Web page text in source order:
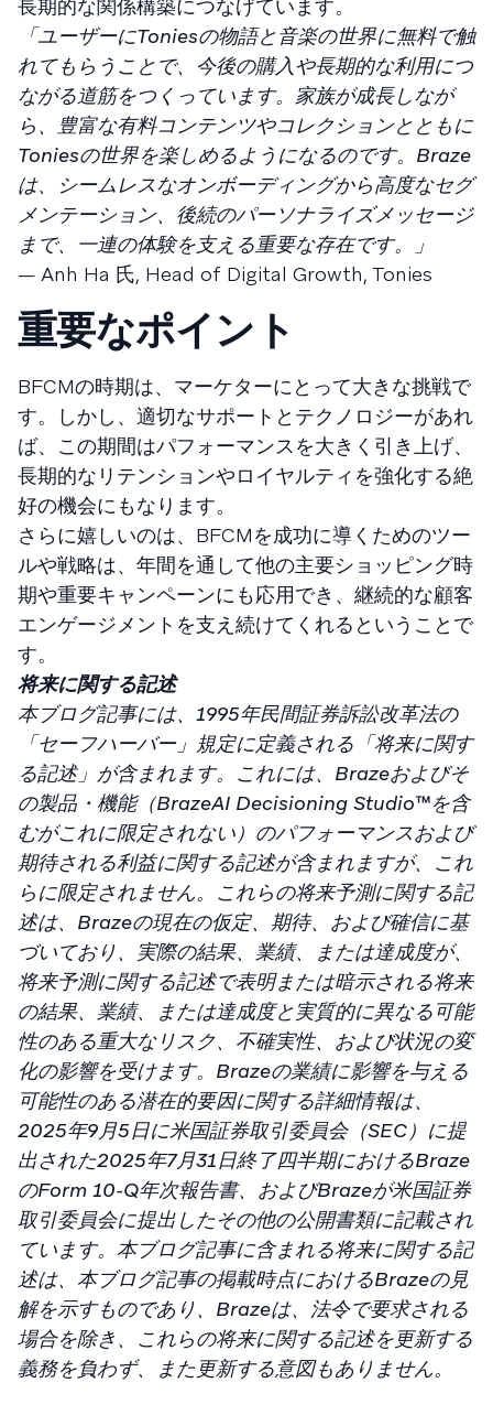
長期的な関係構築につなげています。
「ユーザーにToniesの物語と音楽の世界に無料で触
れてもらうことで、今後の購入や長期的な利用につ
ながる道筋をつくっています。家族が成長しなが
ら、豊富な有料コンテンツやコレクションとともに
Toniesの世界を楽しめるようになるのです。Braze
は、シームレスなオンボーディングから高度なセグ
メンテーション、後続のパーソナライズメッセージ
まで、一連の体験を支える重要な存在です。」
— Anh Ha 氏, Head of Digital Growth, Tonies
重要なポイント
BFCMの時期は、マーケターにとって大きな挑戦で
す。しかし、適切なサポートとテクノロジーがあれ
ば、この期間はパフォーマンスを大きく引き上げ、
長期的なリテンションやロイヤルティを強化する絶
好の機会にもなります。
さらに嬉しいのは、BFCMを成功に導くためのツー
ルや戦略は、年間を通して他の主要ショッピング時
期や重要キャンペーンにも応用でき、継続的な顧客
エンゲージメントを支え続けてくれるということで
す。
将来に関する記述
本ブログ記事には、1995年民間証券訴訟改革法の
「セーフハーバー」規定に定義される「将来に関す
る記述」が含まれます。これには、Brazeおよびそ
の製品・機能（BrazeAI Decisioning Studio™を含
むがこれに限定されない）のパフォーマンスおよび
期待される利益に関する記述が含まれますが、これ
らに限定されません。これらの将来予測に関する記
述は、Brazeの現在の仮定、期待、および確信に基
づいており、実際の結果、業績、または達成度が、
将来予測に関する記述で表明または暗示される将来
の結果、業績、または達成度と実質的に異なる可能
性のある重大なリスク、不確実性、および状況の変
化の影響を受けます。Brazeの業績に影響を与える
可能性のある潜在的要因に関する詳細情報は、
2025年9月5日に米国証券取引委員会（SEC）に提
出された2025年7月31日終了四半期におけるBraze
のForm 10-Q年次報告書、およびBrazeが米国証券
取引委員会に提出したその他の公開書類に記載され
ています。本ブログ記事に含まれる将来に関する記
述は、本ブログ記事の掲載時点におけるBrazeの見
解を示すものであり、Brazeは、法令で要求される
場合を除き、これらの将来に関する記述を更新する
義務を負わず、また更新する意図もありません。